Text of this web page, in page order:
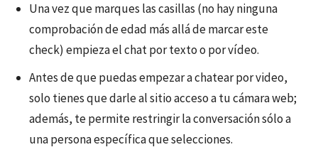
Una vez que marques las casillas (no hay ninguna
comprobación de edad más allá de marcar este
check) empieza el chat por texto o por vídeo.
Antes de que puedas empezar a chatear por video,
solo tienes que darle al sitio acceso a tu cámara web;
además, te permite restringir la conversación sólo a
una persona específica que selecciones.